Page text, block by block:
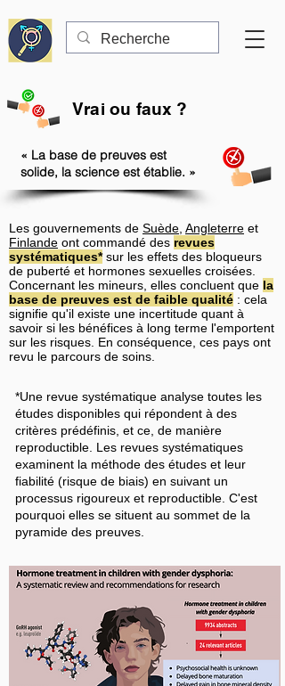
Vrai ou faux ?
« La base de preuves est
solide, la science est établie. »
Les gouvernements de Suède Angleterre et
Finlande ont commandé des revues
systématiques*sur les effets des bloqueurs
de puberté et hormones sexuelles croisées.
Concernant les mineurs, elles concluent que la
base de preuves est de faible qualité : cela
signifie qu'il existe une incertitude quant à
savoir si les bénéfices à long terme l'emportent
sur les risques. En conséquence, ces pays ont
revu le parcours de soins
*Une revue systématique analyse toutes les
études disponibles qui répondent à des
critères prédéfinis, et ce, de manière
reproductible. Les revues systématiques
examinent la méthode des études et leur
fiabilité (risque de biais) en suivant un
processus rigoureux et reproductible. C'est
pourquoi elles se situent au sommet de la
pyramide des preuves.